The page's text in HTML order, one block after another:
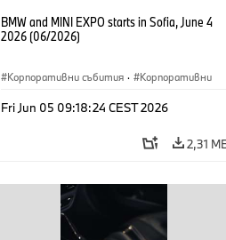
BMW and MINI EXPO starts in Sofia, June 4
2026 (06/2026)
Корпоративни събития · Корпоративни
Fri Jun 05 09:18:24 CEST 2026
2,31